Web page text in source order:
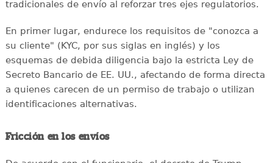
tradicionales de envío al reforzar tres ejes regulatorios.
En primer lugar, endurece los requisitos de "conozca a
su cliente" (KYC, por sus siglas en inglés) y los
esquemas de debida diligencia bajo la estricta Ley de
Secreto Bancario de EE. UU., afectando de forma directa
a quienes carecen de un permiso de trabajo o utilizan
identificaciones alternativas.
Fricción en los envíos